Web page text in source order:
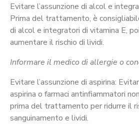
Evitare l’assunzione di alcol e
Prima del trattamento, è
di alcol e integratori di vitamina E,
aumentare il rischio di lividi.
Informare il medico di allergie o
Evitare l’assunzione di aspirina:
aspirina o farmaci antinfiammatori
prima del trattamento per ridurre il
sanguinamento e lividi.